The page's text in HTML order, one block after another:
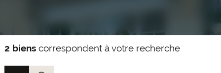
2 bienscorrespondent à votre recherche